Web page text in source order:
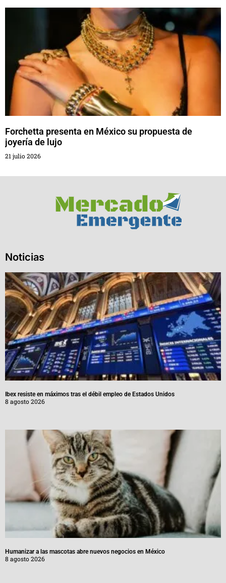
Forchetta presenta en México su propuesta de
joyería de lujo
21 julio 2026
Noticias
Ibex resiste en máximos tras el débil empleo de Estados Unidos
8 agosto 2026
Humanizar a las mascotas abre nuevos negocios en México
8 agosto 2026